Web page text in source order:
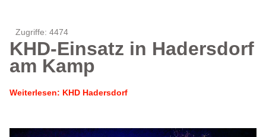
Zugriffe: 4474
KHD-Einsatz in Hadersdorf
am Kamp
Weiterlesen: KHD Hadersdorf